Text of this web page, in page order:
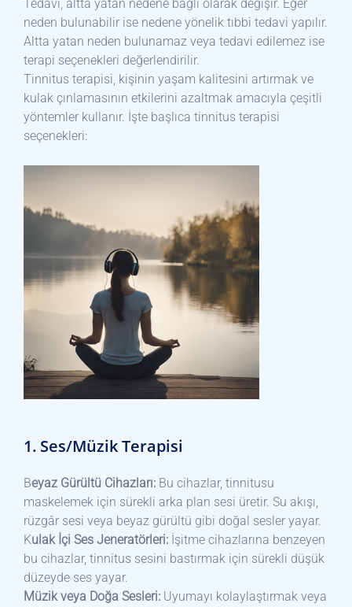
Tedavi, altta yatan nedene bağlı olarak değişir. Eğer
neden bulunabilir ise nedene yönelik tıbbi tedavi yapılır.
Altta yatan neden bulunamaz veya tedavi edilemez ise
terapi seçenekleri değerlendirilir.
Tinnitus terapisi, kişinin yaşam kalitesini artırmak ve
kulak çınlamasının etkilerini azaltmak amacıyla çeşitli
yöntemler kullanır. İşte başlıca tinnitus terapisi
seçenekleri:
1. Ses/Müzik Terapisi
Beyaz Gürültü Cihazları: Bu cihazlar, tinnitusu
maskelemek için sürekli arka plan sesi üretir. Su akışı,
rüzgâr sesi veya beyaz gürültü gibi doğal sesler yayar.
Kulak İçi Ses Jeneratörleri: İşitme cihazlarına benzeyen
bu cihazlar, tinnitus sesini bastırmak için sürekli düşük
düzeyde ses yayar.
Müzik veya Doğa Sesleri: Uyumayı kolaylaştırmak veya